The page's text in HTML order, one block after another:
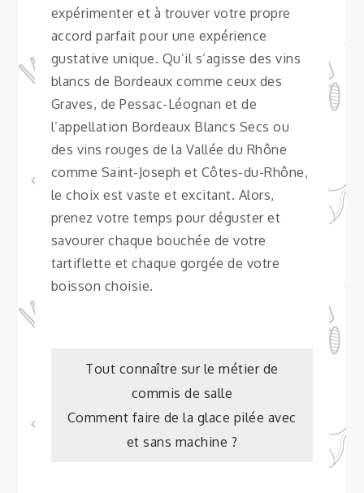
expérimenter et à trouver votre propre
accord parfait pour une expérience
gustative unique. Qu’il s’agisse des vins
blancs de Bordeaux comme ceux des
Graves, de Pessac-Léognan et de
l’appellation Bordeaux Blancs Secs ou
des vins rouges de la Vallée du Rhône
comme Saint-Joseph et Côtes-du-Rhône,
le choix est vaste et excitant. Alors,
prenez votre temps pour déguster et
savourer chaque bouchée de votre
tartiflette et chaque gorgée de votre
boisson choisie.
Navigation
de
Tout connaître sur le métier de
commis de salle
Comment faire de la glace pilée avec
et sans machine ?